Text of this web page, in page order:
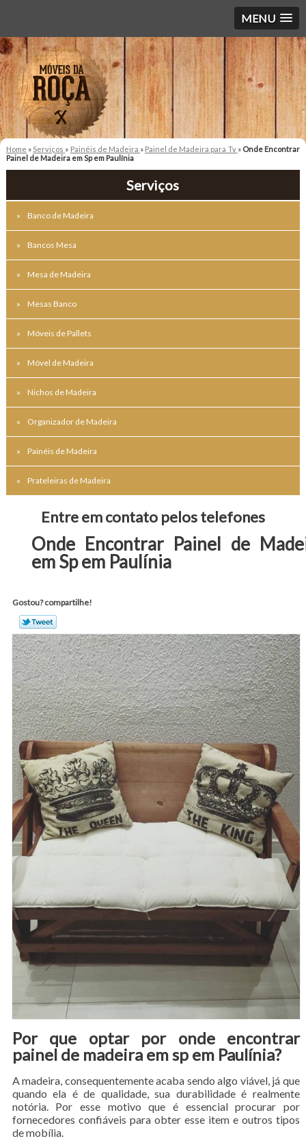
MENU
Home » Serviços » Painéis de Madeira » Painel de Madeira para Tv » Onde Encontrar
Painel de Madeira em Sp em Paulínia
Serviços
Banco de Madeira
Bancos Mesa
Mesa de Madeira
Mesas Banco
Móveis de Pallets
Móvel de Madeira
Nichos de Madeira
Organizador de Madeira
Painéis de Madeira
Prateleiras de Madeira
Entre em contato pelos telefones
Onde Encontrar Painel de
em Sp em Paulínia
Gostou? compartilhe!
Por que optar por onde encontrar
painel de madeira em sp em Paulínia?
A madeira, consequentemente acaba sendo algo viável, já que
quando ela é de qualidade, sua durabilidade é realmente
notória. Por esse motivo que é essencial procurar por
fornecedores confiáveis para obter esse item e outros tipos
de mobília.